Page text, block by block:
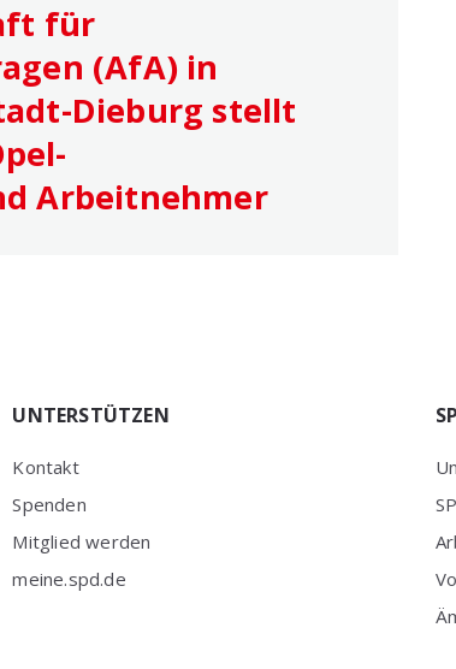
für
(AfA) in
Dieburg stellt
Arbeitnehmer
UNTERSTÜTZEN
Kontakt
Spenden
Mitglied werden
meine.spd.de